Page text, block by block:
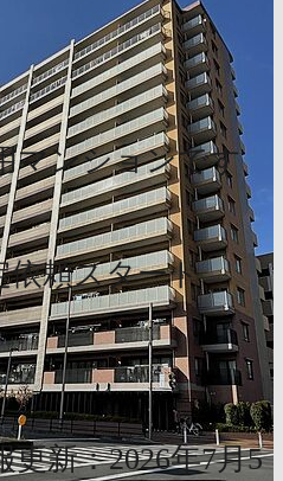
マンションです
依頼スタート
更新：2026年7月5